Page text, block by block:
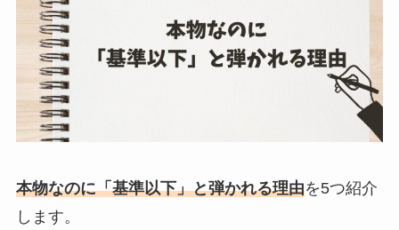
本物なのに「基準以下」と弾かれる理由を5つ紹介
します。